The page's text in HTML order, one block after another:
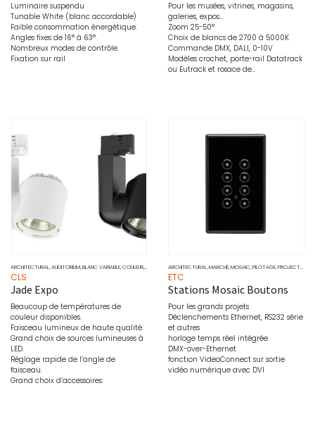
Luminaire suspendu
Tunable White (blanc accordable)
Faible consommation énergétique.
Angles fixes de 16° à 63°.
Nombreux modes de contrôle.
Fixation sur rail
Pour les musées, vitrines, magasins,
galeries, expos…
Zoom 25-50°
Choix de blancs de 2700 à 5000K
Commande DMX, DALI, 0-10V
Modèles crochet, porte-rail Datatrack
ou Eutrack et rosace de…
ARCHITECTURAL,AUDITORIUM,BLANC VARIABLE,COULEUR,DOWNLIGHT,MARCHÉ,MONOCHROME,PROJECTEURS,SOURCE
CLS
Jade Expo
Beaucoup de températures de
couleur disponibles.
Faisceau lumineux de haute qualité.
Grand choix de sources lumineuses à
LED.
Réglage rapide de l’angle de
faisceau.
Grand choix d’accessoires.
ARCHITECTURAL,MARCHÉ,MOSAIC,PILOTAGE,PROJECTEURS
ETC
Stations Mosaic Boutons
Pour les grands projets
Déclenchements Ethernet, RS232 série
et autres
horloge temps réel intégrée
DMX-over-Ethernet
fonction VideoConnect sur sortie
vidéo numérique avec DVI